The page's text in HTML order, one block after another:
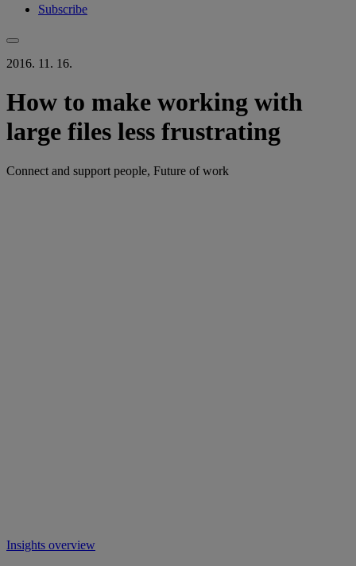
Subscribe
2016. 11. 16.
How to make working with
large files less frustrating
Connect and support people, Future of work
Insights overview